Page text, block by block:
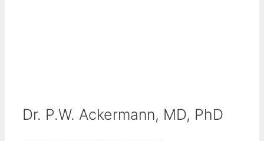
Dr. P.W. Ackermann, MD, PhD